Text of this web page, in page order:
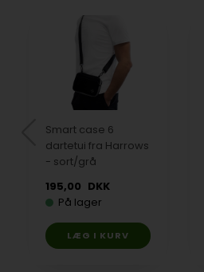
Smart case 6
dartetui fra Harrows
- sort/grå
195,00 DKK
På lager